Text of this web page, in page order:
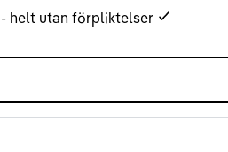
helt utan förpliktelser